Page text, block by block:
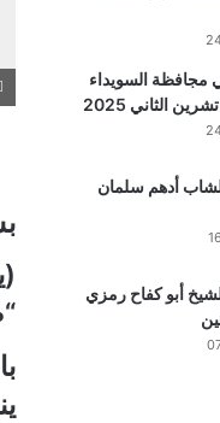
مجافظة السويداء
أدهم سلمان
أبو كفاح رمزي